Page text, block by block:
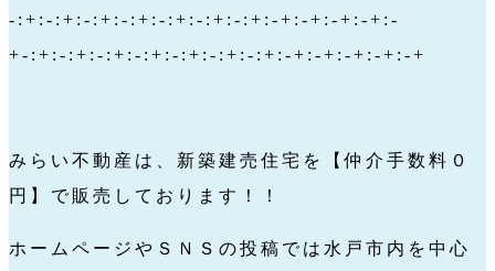
-:+:-:+:-:+:-:+:-:+:-:+:-:+:-+:-+:-+:-+:-
+-:+:-:+:-:+:-:+:-:+:-:+:-:+:-+:-+:-+:-+:-+
みらい不動産は、新築建売住宅を【仲介手数料０
円】で販売しております！！
ホームページやＳＮＳの投稿では水戸市内を中心